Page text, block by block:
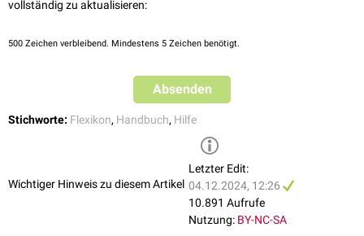
vollständig zu aktualisieren:
500 Zeichen verbleibend. Mindestens 5 Zeichen benötigt.
Absenden
Stichworte: Flexikon, Handbuch, Hilfe
Wichtiger Hinweis zu diesem Artikel
Letzter Edit:
04.12.2024, 12:26
10.891 Aufrufe
Nutzung: BY-NC-SA